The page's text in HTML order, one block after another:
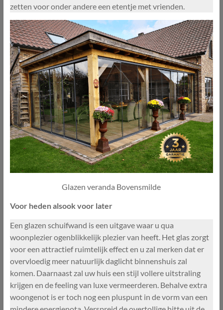
zetten voor onder andere een etentje met vrienden.
Glazen veranda Bovensmilde
Voor heden alsook voor later
Een glazen schuifwand is een uitgave waar u qua
woonplezier ogenblikkelijk plezier van heeft. Het glas zorgt
voor een attractief ruimtelijk effect en u zal merken dat er
overvloedig meer natuurlijk daglicht binnenshuis zal
komen. Daarnaast zal uw huis een stijl vollere uitstraling
krijgen en de feeling van luxe vermeerderen. Behalve extra
woongenot is er toch nog een pluspunt in de vorm van een